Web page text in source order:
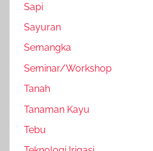
Sapi
Sayuran
Semangka
Seminar/Workshop
Tanah
Tanaman Kayu
Tebu